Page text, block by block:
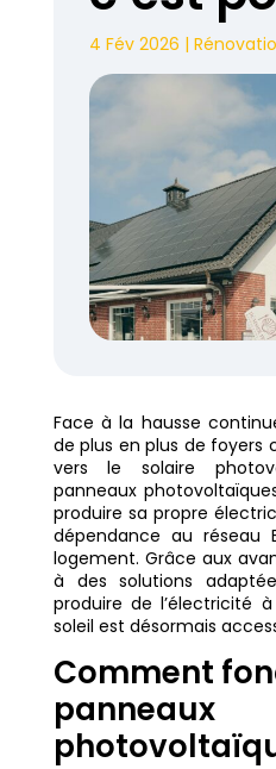
4 Fév 2026 |
Face à la hausse
de plus en plus de foyers
vers le solaire
panneaux
produire sa propre
dépendance au réseau
logement. Grâce aux
à des solutions
produire de l’électricité
soleil est désormais
Comment
panneaux